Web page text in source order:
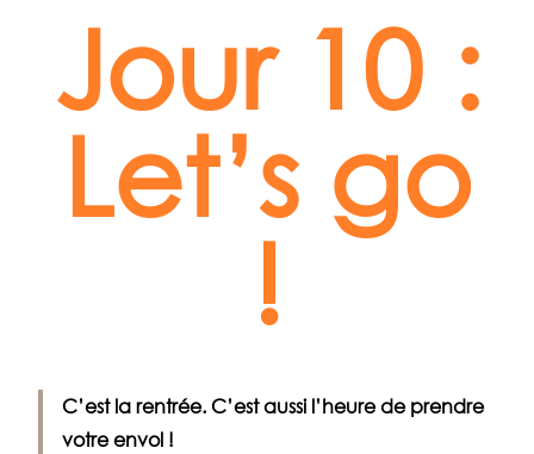
Jour 10 :
Let’s go
!
C’est la rentrée. C’est aussi l’heure de prendre
votre envol !